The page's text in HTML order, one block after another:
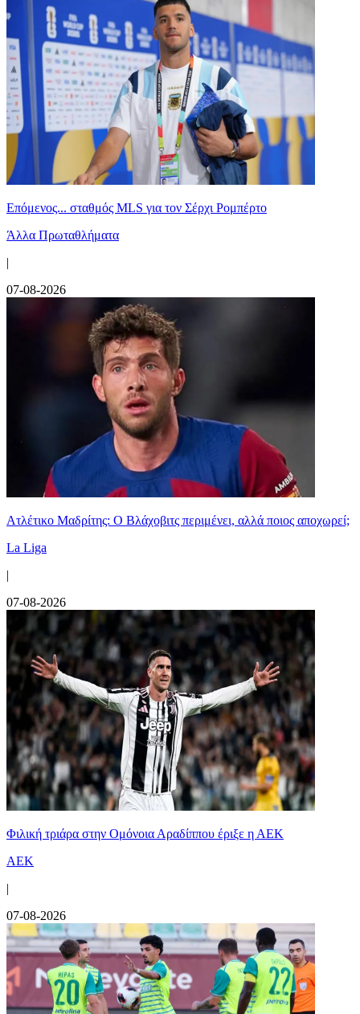
Επόμενος... σταθμός MLS για τον Σέρχι Ρομπέρτο
Άλλα Πρωταθλήματα
|
07-08-2026
Ατλέτικο Μαδρίτης: Ο Βλάχοβιτς περιμένει, αλλά ποιος αποχωρεί;
La Liga
|
07-08-2026
Φιλική τριάρα στην Ομόνοια Αραδίππου έριξε η ΑΕΚ
ΑΕΚ
|
07-08-2026